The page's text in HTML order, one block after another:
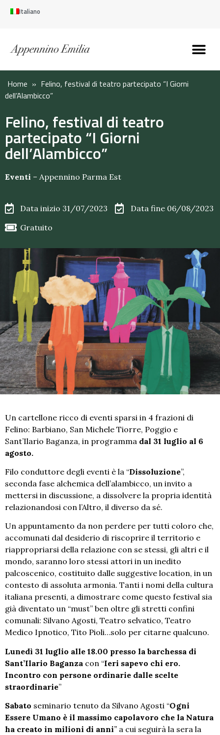
Italiano
Home » Felino, festival di teatro partecipato “I Giorni
dell’Alambicco”
Felino, festival di teatro
partecipato “I Giorni
dell’Alambicco”
Eventi – Appennino Parma Est
Data inizio 31/07/2023
Data fine 06/08/2023
Gratuito
Un cartellone ricco di eventi sparsi in 4 frazioni di
Felino: Barbiano, San Michele Tiorre, Poggio e
Sant’Ilario Baganza, in programma dal 31 luglio al 6
agosto.
Filo conduttore degli eventi è la “Dissoluzione”,
seconda fase alchemica dell’alambicco, un invito a
mettersi in discussione, a dissolvere la propria identità
relazionandosi con l’Altro, il diverso da sé.
Un appuntamento da non perdere per tutti coloro che,
accomunati dal desiderio di riscoprire il territorio e
riappropriarsi della relazione con se stessi, gli altri e il
mondo, saranno loro stessi attori in un inedito
palcoscenico, costituito dalle suggestive location, in un
contesto di assoluta armonia. Tanti i nomi della cultura
italiana presenti, a dimostrare come questo festival sia
già diventato un “must” ben oltre gli stretti confini
comunali: Silvano Agosti, Teatro selvatico, Teatro
Medico Ipnotico, Tito Pioli…solo per citarne qualcuno.
Lunedì 31 luglio alle 18.00 presso la barchessa di
Sant’Ilario Baganza con “Ieri sapevo chi ero.
Incontro con persone ordinarie dalle scelte
straordinarie”
Sabato seminario tenuto da Silvano Agosti “Ogni
Essere Umano è il massimo capolavoro che la Natura
ha creato in milioni di anni” a cui seguirà la sera la